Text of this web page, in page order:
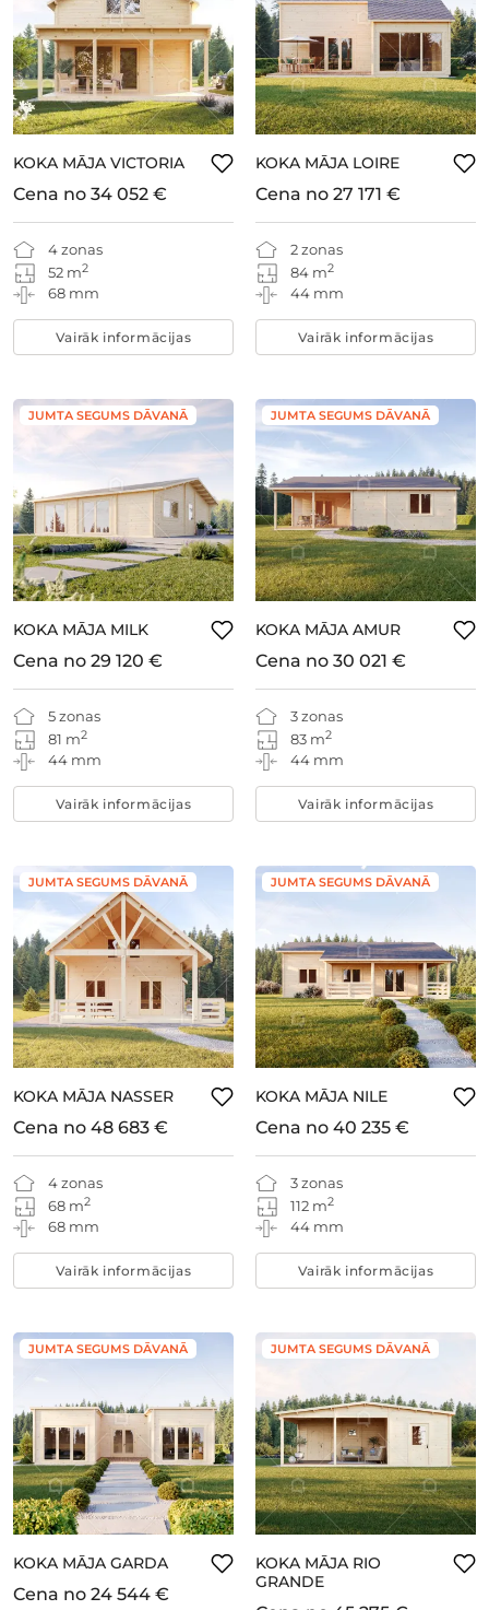
KOKA MĀJA VICTORIA
4 zonas
52 m2
68 mm
Cena no 34 052 €
Vairāk informācijas
KOKA MĀJA LOIRE
2 zonas
84 m2
44 mm
Cena no 27 171 €
Vairāk informācijas
JUMTA SEGUMS DĀVANĀ
KOKA MĀJA MILK
5 zonas
81 m2
44 mm
Cena no 29 120 €
Vairāk informācijas
JUMTA SEGUMS DĀVANĀ
KOKA MĀJA AMUR
3 zonas
83 m2
44 mm
Cena no 30 021 €
Vairāk informācijas
JUMTA SEGUMS DĀVANĀ
KOKA MĀJA NASSER
4 zonas
68 m2
68 mm
Cena no 48 683 €
Vairāk informācijas
JUMTA SEGUMS DĀVANĀ
KOKA MĀJA NILE
3 zonas
112 m2
44 mm
Cena no 40 235 €
Vairāk informācijas
JUMTA SEGUMS DĀVANĀ
KOKA MĀJA GARDA
Cena no 24 544 €
JUMTA SEGUMS DĀVANĀ
KOKA MĀJA RIO
GRANDE